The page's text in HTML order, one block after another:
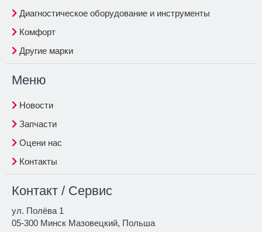
Диагностическое оборудование и инструменты
Комфорт
Другие марки
Меню
Новости
Запчасти
Оцени нас
Контакты
Контакт / Сервис
ул. Полёва 1
05-300 Минск Мазовецкий, Польша